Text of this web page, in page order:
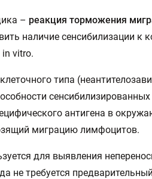
– реакция торможения
наличие сенсибилизации к
in vitro.
типа
антигена в
миграцию лимфоцитов.
для выявления
не требуется